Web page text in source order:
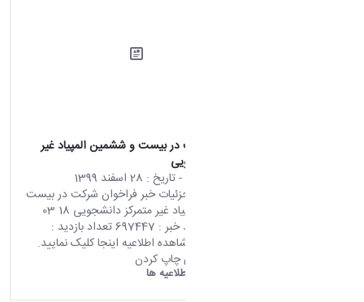
فراخوان شرکت در بیست و ششمین المپیاد غیر
متمرکز دانشجویی
- تاریخ : 28 اسفند 1399
صفحه اصلی جزئیات خبر فراخوان شرکت در بیست
و ششمین المپیاد غیر متمرکز دانشجویی 18 03
2021 09:55 کد خبر : 697447 تعداد بازدید :
7509 جهت مشاهده اطلاعیه اینجا کلیک نمایید.
اشتراک گذاری چاپ کردن
اطلاعیه ها